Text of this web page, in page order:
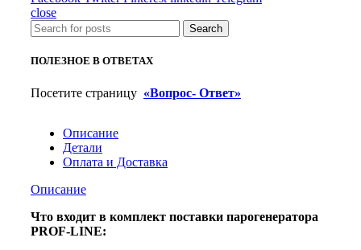
Line
15
кВт
close
Search
ПОЛЕЗНОЕ В ОТВЕТАХ
Посетите страницу «Вопрос- Ответ»
Описание
Детали
Оплата и Доставка
Описание
Что входит в комплект поставки парогенератора
PROF-LINE: